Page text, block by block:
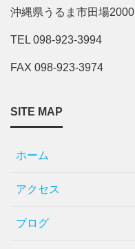
沖縄県うるま市田場2000
TEL 098-923-3994
FAX 098-923-3974
SITE MAP
ホーム
アクセス
ブログ